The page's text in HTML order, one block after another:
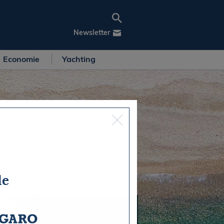
Newsletter
Economie Yachting